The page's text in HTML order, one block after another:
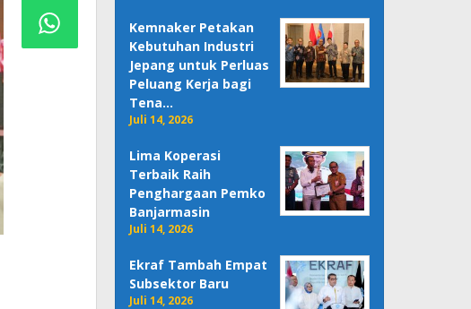
Kemnaker Petakan
Kebutuhan Industri
Jepang untuk Perluas
Peluang Kerja bagi
Tena…
Juli 14, 2026
Lima Koperasi
Terbaik Raih
Penghargaan Pemko
Banjarmasin
Juli 14, 2026
Ekraf Tambah Empat
Subsektor Baru
Juli 14, 2026